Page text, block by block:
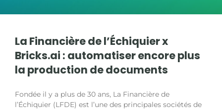
La Financière de l’Échiquier x
Bricks.ai : automatiser encore plus
la production de documents
Fondée il y a plus de 30 ans, La Financière de
l’Échiquier (LFDE) est l’une des principales sociétés de